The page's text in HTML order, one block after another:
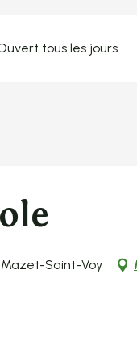
tous les jours
Mazet-Saint-Voy